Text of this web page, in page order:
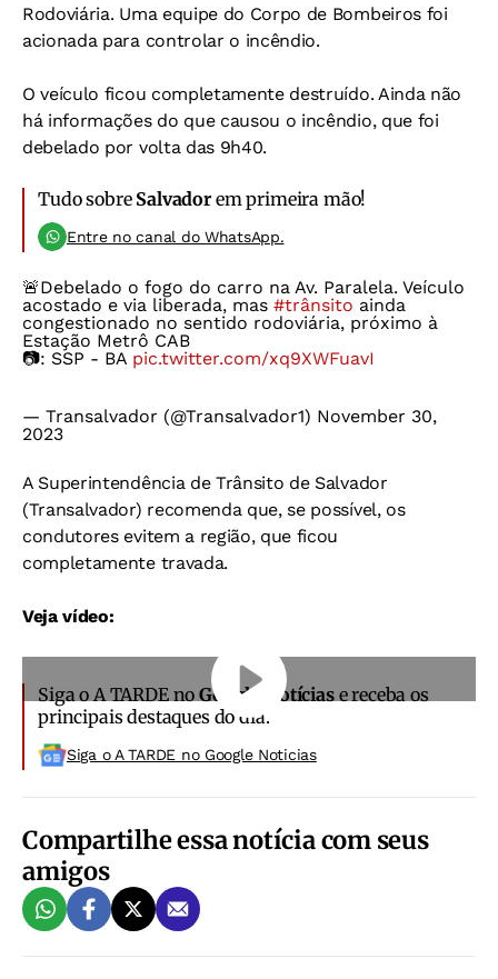
Rodoviária. Uma equipe do Corpo de Bombeiros foi
acionada para controlar o incêndio.
O veículo ficou completamente destruído. Ainda não
há informações do que causou o incêndio, que foi
debelado por volta das 9h40.
Tudo sobre Salvadorem primeira mão!
Entre no canal do WhatsApp.
🚨Debelado o fogo do carro na Av. Paralela. Veículo
acostado e via liberada, mas #trânsito ainda
congestionado no sentido rodoviária, próximo à
Estação Metrô CAB
📷: SSP - BA pic.twitter.com/xq9XWFuavI
— Transalvador (@Transalvador1) November 30,
2023
A Superintendência de Trânsito de Salvador
(Transalvador) recomenda que, se possível, os
condutores evitem a região, que ficou
completamente travada.
Veja vídeo:
Siga o A TARDE noGoogle Notíciase receba os
principais destaques do dia.
Siga o A TARDE no Google Noticias
Compartilhe essa notícia com seus
amigos